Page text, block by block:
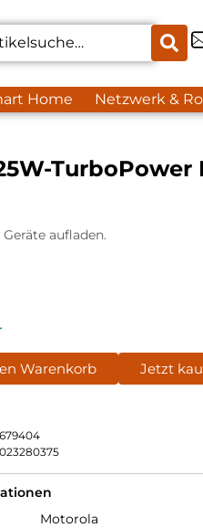
Home Netzwerk &
aufladen.
Warenkorb Jetzt
Motorola